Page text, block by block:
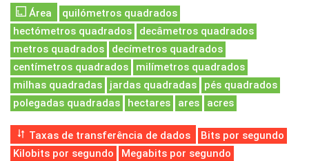
Área
quilómetros quadrados
hectómetros quadrados
decâmetros quadrados
metros quadrados
decímetros quadrados
centímetros quadrados
milímetros quadrados
milhas quadradas
jardas quadradas
pés quadrados
polegadas quadradas
hectares ares acres
Taxas de transferência de dados
Bits por segundo
Kilobits por segundo
Megabits por segundo